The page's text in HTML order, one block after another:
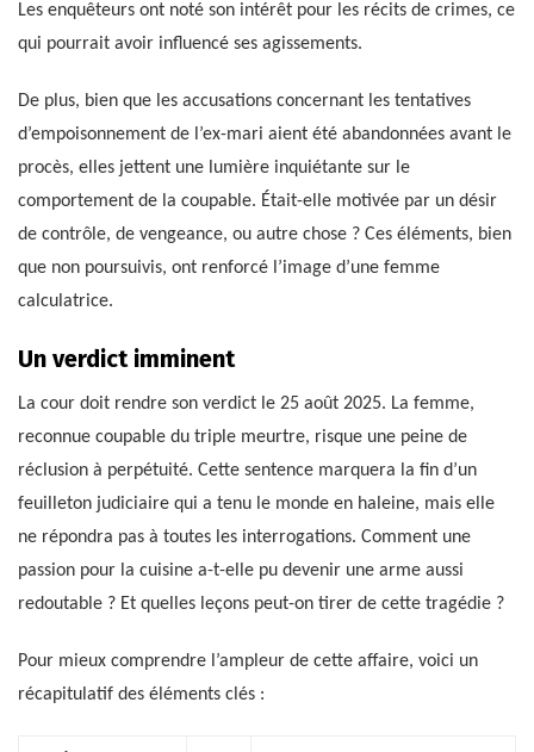
Les enquêteurs ont noté son intérêt pour les récits de crimes, ce
qui pourrait avoir influencé ses agissements.
De plus, bien que les accusations concernant les tentatives
d’empoisonnement de l’ex-mari aient été abandonnées avant le
procès, elles jettent une lumière inquiétante sur le
comportement de la coupable. Était-elle motivée par un désir
de contrôle, de vengeance, ou autre chose ? Ces éléments, bien
que non poursuivis, ont renforcé l’image d’une femme
calculatrice.
Un verdict imminent
La cour doit rendre son verdict le 25 août 2025. La femme,
reconnue coupable du triple meurtre, risque une peine de
réclusion à perpétuité. Cette sentence marquera la fin d’un
feuilleton judiciaire qui a tenu le monde en haleine, mais elle
ne répondra pas à toutes les interrogations. Comment une
passion pour la cuisine a-t-elle pu devenir une arme aussi
redoutable ? Et quelles leçons peut-on tirer de cette tragédie ?
Pour mieux comprendre l’ampleur de cette affaire, voici un
récapitulatif des éléments clés :